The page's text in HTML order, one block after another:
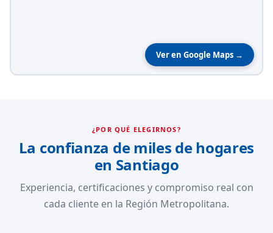
Ver en Google Maps →
¿POR QUÉ ELEGIRNOS?
La confianza de miles de hogares
en Santiago
Experiencia, certificaciones y compromiso real con
cada cliente en la Región Metropolitana.